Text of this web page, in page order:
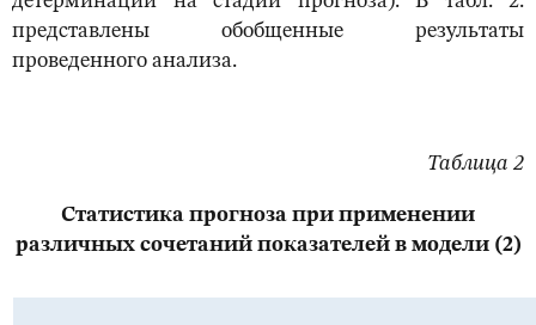
представлены обобщенные результаты
проведенного анализа.
Таблица 2
Статистика прогноза при применении
различных сочетаний показателей в модели (2)